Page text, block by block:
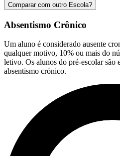
Comparar com outro Escola?
Absentismo Crônico
Um aluno é considerado ausente
qualquer motivo, 10% ou mais do
letivo. Os alunos do pré-escolar são
absentismo crónico.